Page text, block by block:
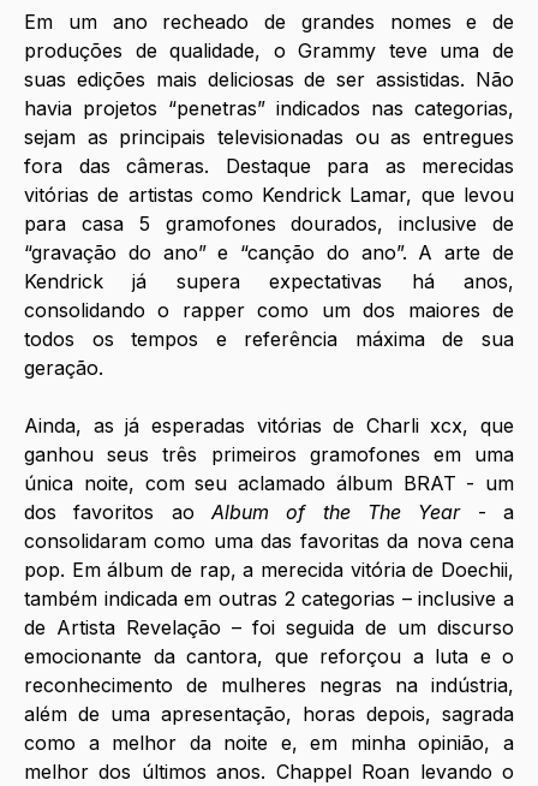
Em um ano recheado de grandes nomes e de
produções de qualidade, o Grammy teve uma de
suas edições mais deliciosas de ser assistidas. Não
havia projetos “penetras” indicados nas categorias,
sejam as principais televisionadas ou as entregues
fora das câmeras. Destaque para as merecidas
vitórias de artistas como Kendrick Lamar, que levou
para casa 5 gramofones dourados, inclusive de
“gravação do ano” e “canção do ano”. A arte de
Kendrick já supera expectativas há anos,
consolidando o rapper como um dos maiores de
todos os tempos e referência máxima de sua
geração.
Ainda, as já esperadas vitórias de Charli xcx, que
ganhou seus três primeiros gramofones em uma
única noite, com seu aclamado álbum BRAT - um
dos favoritos ao Album of the The Year - a
consolidaram como uma das favoritas da nova cena
pop. Em álbum de rap, a merecida vitória de Doechii,
também indicada em outras 2 categorias – inclusive a
de Artista Revelação – foi seguida de um discurso
emocionante da cantora, que reforçou a luta e o
reconhecimento de mulheres negras na indústria,
além de uma apresentação, horas depois, sagrada
como a melhor da noite e, em minha opinião, a
melhor dos últimos anos. Chappel Roan levando o